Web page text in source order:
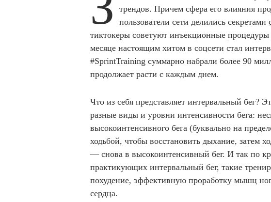
трендов. Причем сфера его влияния
пользователи сети делились секретами
тиктокеры советуют инъекционные процедуры
месяце настоящим хитом в соцсети стал
#SprintTraining суммарно набрали более 90
продолжает расти с каждым днем.
Что из себя представляет интервальный бег?
разные виды и уровни интенсивности бега:
высокоинтенсивного бега (буквально на
ходьбой, чтобы восстановить дыхание, затем
— снова в высокоинтенсивный бег. И так по
практикующих интервальный бег, такие
похудение, эффективную проработку мышц
сердца.